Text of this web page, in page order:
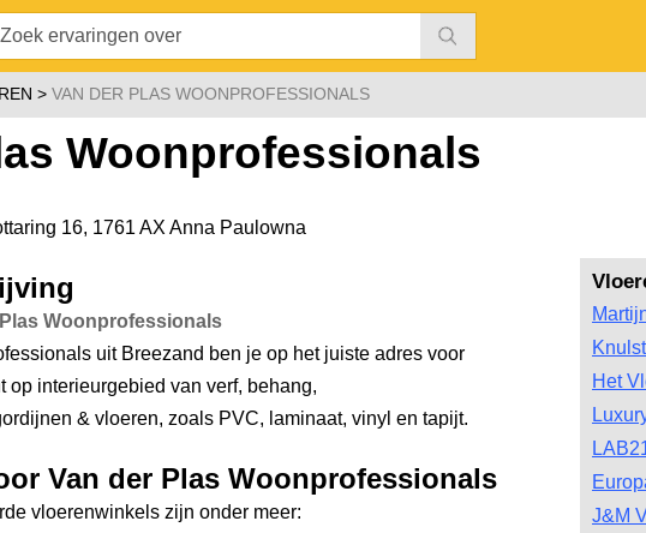
VAN DER PLAS WOONPROFESSIONALS
Woonprofessionals
16, 1761 AX Anna Paulowna
Het
J&M
Woonprofessionals
uit Breezand ben je op het juiste adres voor
op interieurgebied van verf, behang,
& vloeren, zoals PVC, laminaat, vinyl en tapijt.
Van der Plas Woonprofessionals
vloerenwinkels zijn onder meer: